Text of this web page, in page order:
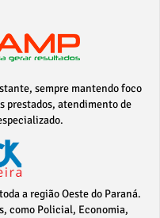
sempre mantendo foco
prestados, atendimento de
a região Oeste do Paraná.
como Policial, Economia,